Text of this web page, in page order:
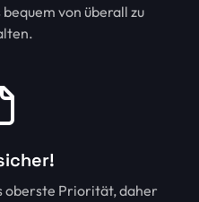
von überall zu
oberste Priorität, daher